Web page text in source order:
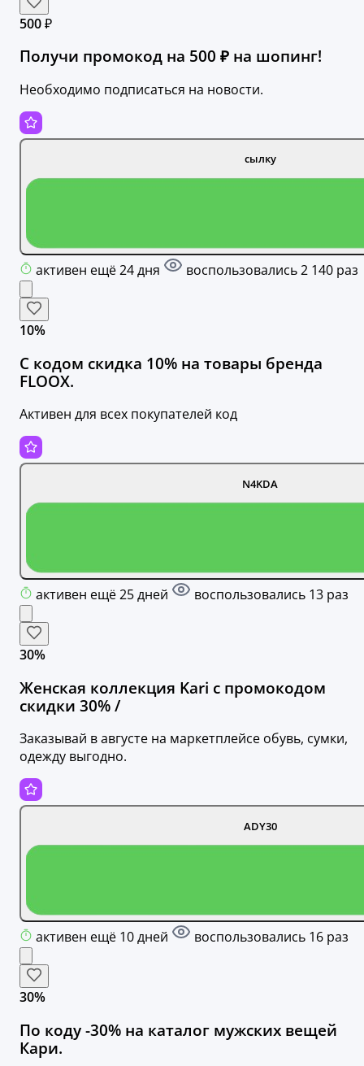
500 ₽
Получи промокод на 500 ₽ на шопинг!
Необходимо подписаться на новости.
сылку
активен ещё 24 дня воспользовались 2 140 раз
10%
С кодом скидка 10% на товары бренда
FLOOX.
Активен для всех покупателей код
N4KDA
активен ещё 25 дней воспользовались 13 раз
30%
Женская коллекция Kari с промокодом
скидки 30% /
Заказывай в августе на маркетплейсе обувь, сумки,
одежду выгодно.
ADY30
активен ещё 10 дней воспользовались 16 раз
30%
По коду -30% на каталог мужских вещей
Кари.